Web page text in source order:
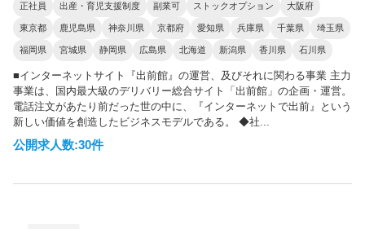
正社員 出産・育児支援制度 副業可 ストックオプション 大阪府
東京都 鹿児島県 神奈川県 京都府 愛知県 兵庫県 千葉県 埼玉県
福岡県 宮城県 静岡県 広島県 北海道 新潟県 香川県 石川県
■インターネットサイト『出前館』の運営、及びそれに関わる事業 主力
事業は、国内最大級のデリバリー総合サイト「出前館」の企画・運営。
電話注文があたり前だった世の中に、『インターネットで出前』という
新しい価値を創造したビジネスモデルである。 ◆社...
公開求人数:30件